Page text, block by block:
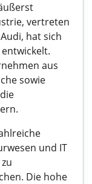
vertreten
hat sich
aus
sowie
und IT
Die hohe